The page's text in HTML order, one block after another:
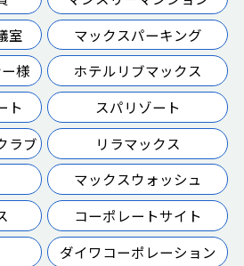
室
マックスパーキング
様
ホテルリブマックス
ト
スパリゾート
ラブ
リラマックス
マックスウォッシュ
コーポレートサイト
ダイワコーポレーション